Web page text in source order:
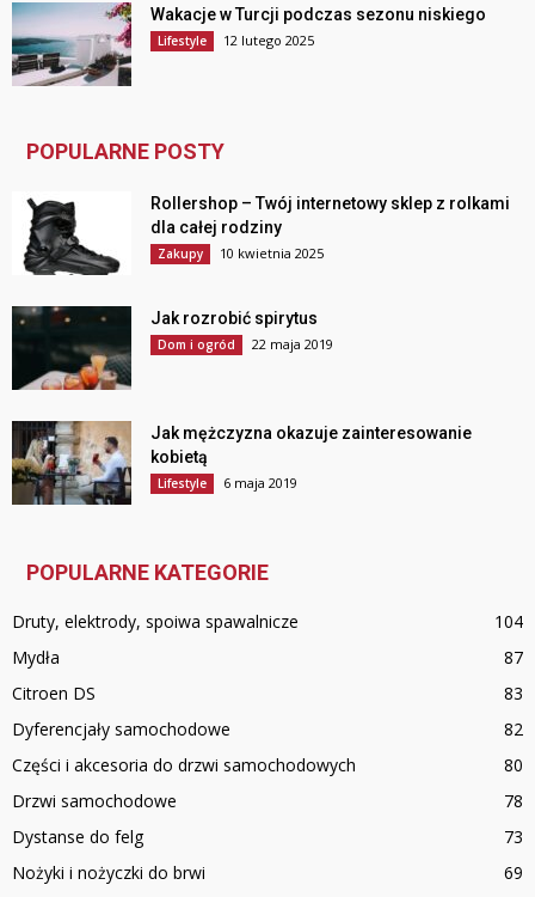
Wakacje w Turcji podczas sezonu niskiego
Lifestyle 12 lutego 2025
POPULARNE POSTY
Rollershop – Twój internetowy sklep z rolkami
dla całej rodziny
Zakupy 10 kwietnia 2025
Jak rozrobić spirytus
Dom i ogród 22 maja 2019
Jak mężczyzna okazuje zainteresowanie
kobietą
Lifestyle 6 maja 2019
POPULARNE KATEGORIE
Druty, elektrody, spoiwa spawalnicze
104
Mydła
87
Citroen DS
83
Dyferencjały samochodowe
82
Części i akcesoria do drzwi samochodowych
80
Drzwi samochodowe
78
Dystanse do felg
73
Nożyki i nożyczki do brwi
69